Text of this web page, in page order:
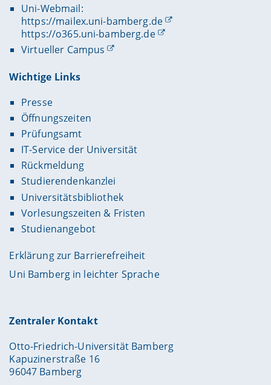
Uni-Webmail:
https://mailex.uni-bamberg.de
https://o365.uni-bamberg.de
Virtueller Campus
Wichtige Links
Presse
Öffnungszeiten
Prüfungsamt
IT-Service der Universität
Rückmeldung
Studierendenkanzlei
Universitätsbibliothek
Vorlesungszeiten & Fristen
Studienangebot
Erklärung zur Barrierefreiheit
Uni Bamberg in leichter Sprache
Zentraler Kontakt
Otto-Friedrich-Universität Bamberg
Kapuzinerstraße 16
96047 Bamberg